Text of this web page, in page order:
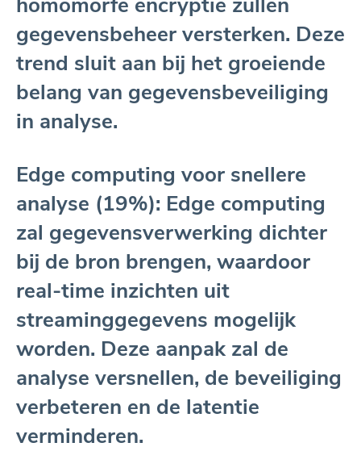
gegevensbeheer versterken. Deze
trend sluit aan bij het groeiende
belang van gegevensbeveiliging
in analyse.
Edge computing voor snellere
analyse (19%): Edge computing
zal gegevensverwerking dichter
bij de bron brengen, waardoor
real-time inzichten uit
streaminggegevens mogelijk
worden. Deze aanpak zal de
analyse versnellen, de beveiliging
verbeteren en de latentie
verminderen.